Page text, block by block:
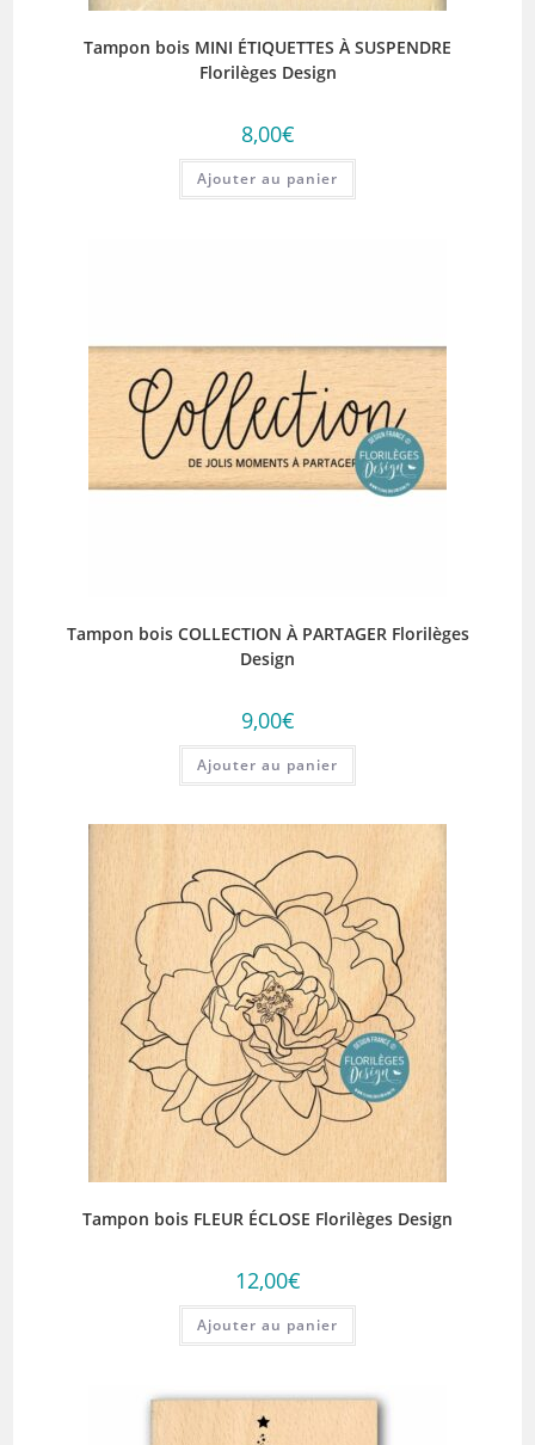
Tampon bois MINI ÉTIQUETTES À SUSPENDRE
Florilèges Design
8,00€
Ajouter au panier
Tampon bois COLLECTION À PARTAGER Florilèges
Design
9,00€
Ajouter au panier
Tampon bois FLEUR ÉCLOSE Florilèges Design
12,00€
Ajouter au panier